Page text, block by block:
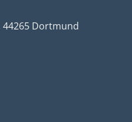
Dortmund